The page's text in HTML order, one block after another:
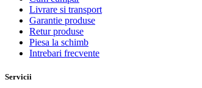
Livrare si transport
Garantie produse
Retur produse
Piesa la schimb
Intrebari frecvente
Servicii